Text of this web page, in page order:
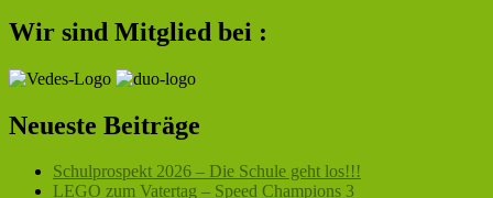
Wir sind Mitglied bei :
Neueste Beiträge
Schulprospekt 2026 – Die Schule geht los!!!
LEGO zum Vatertag – Speed Champions 3